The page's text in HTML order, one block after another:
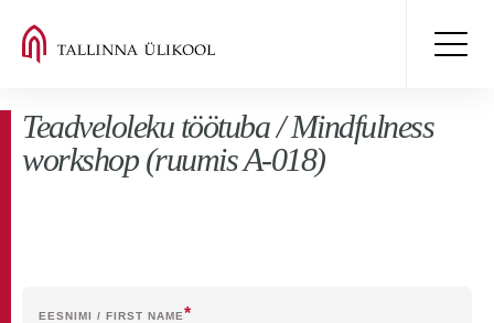
Teadveloleku töötuba / Mindfulness
workshop (ruumis A-018)
EESNIMI / FIRST NAME